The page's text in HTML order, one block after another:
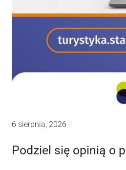
6 sierpnia, 2026
Podziel się opinią o